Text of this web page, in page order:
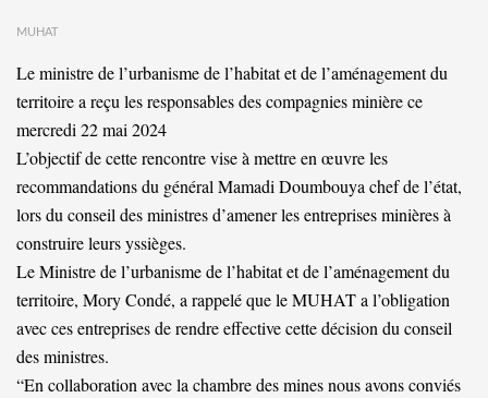
MUHAT
Le ministre de l’urbanisme de l’habitat et de l’aménagement du
territoire a reçu les responsables des compagnies minière ce
mercredi 22 mai 2024
L’objectif de cette rencontre vise à mettre en œuvre les
recommandations du général Mamadi Doumbouya chef de l’état,
lors du conseil des ministres d’amener les entreprises minières à
construire leurs yssièges.
Le Ministre de l’urbanisme de l’habitat et de l’aménagement du
territoire, Mory Condé, a rappelé que le MUHAT a l’obligation
avec ces entreprises de rendre effective cette décision du conseil
des ministres.
“En collaboration avec la chambre des mines nous avons conviés